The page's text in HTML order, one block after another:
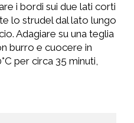
i bordi sui due lati corti
lo strudel dal lato lungo
Adagiare su una teglia
burro e cuocere in
per circa 35 minuti,